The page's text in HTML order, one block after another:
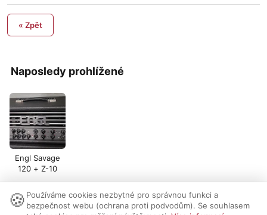
Naposledy prohlížené
Engl Savage
120 + Z-10
« Zpět
Nastavení cookies | Vzhled:světlý tmavý | Kontakt
🍪 Používáme cookies nezbytné pro správnou funkci a
bezpečnost webu (ochrana proti podvodům). Se souhlasem